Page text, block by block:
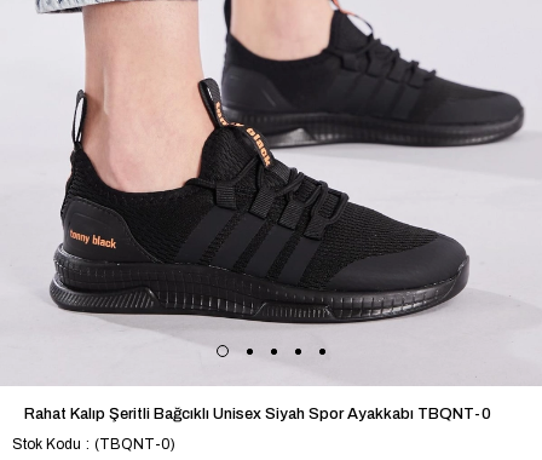
Rahat Kalıp Şeritli Bağcıklı Unisex Siyah Spor Ayakkabı TBQNT-0
Stok Kodu
(TBQNT-0)